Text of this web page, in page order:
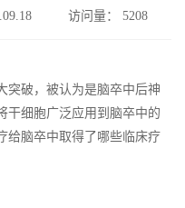
访问量：5208
突破，被认为是脑卒中后神
干细胞广泛应用到脑卒中的
给脑卒中取得了哪些临床疗